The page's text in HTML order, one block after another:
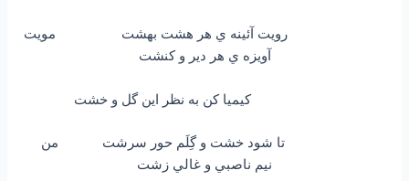
رويت آئينه ي هر هشت بهشت مويت
آويزه ي هر دير و كنشت
كيميا كن به نظر اين گل و خشت
تا شود خشت و گِلَم حور سرشت من
نیم ناصبي و غالي زشت